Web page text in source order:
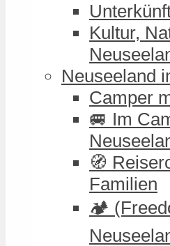
Kultur,
Neuseeland
Camper
🚐 Im
🧭
Familien
🏕️